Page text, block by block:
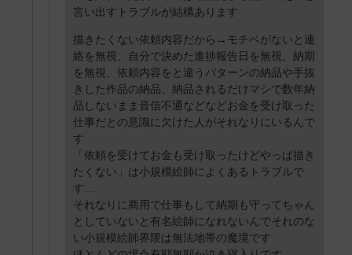
言い出すトラブルが結構あります
描きたくない依頼内容だから→モチベがないと連
絡を無視、自分で決めた進捗報告日を無視、納期
を無視、依頼内容をと違うパターンの納品や手抜
きした作品の納品、納品されるだけマシで数年納
品しないまま音信不通などなどお金を受け取った
仕事だとの意識に欠けた人がそれなりにいるんで
す
「依頼を受けてお金も受け取ったけどやっぱ描き
たくない」は小規模絵師によくあるトラブルで
す…
それなりに商用で仕事もして納期も守ってちゃん
としていないと有名絵師になれないんでそれのな
い小規模絵師界隈は無法地帯の魔境です